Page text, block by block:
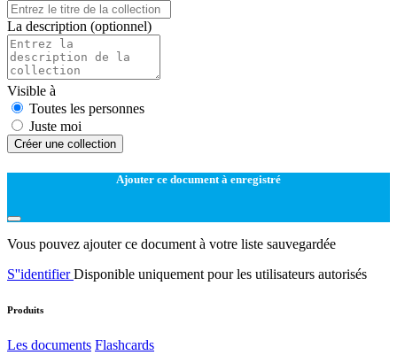
La description (optionnel)
Visible à
Toutes les personnes
Juste moi
Créer une collection
Ajouter ce document à enregistré
Vous pouvez ajouter ce document à votre liste sauvegardée
S''identifierDisponible uniquement pour les utilisateurs autorisés
Produits
Les documents Flashcards